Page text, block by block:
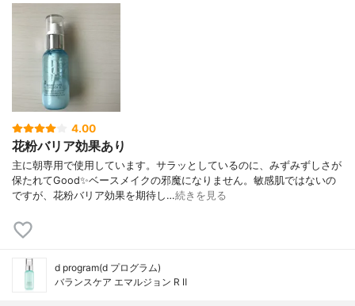
4.00
花粉バリア効果あり
主に朝専用で使用しています。サラッとしているのに、みずみずしさが
保たれてGood✨ベースメイクの邪魔になりません。敏感肌ではないの
ですが、花粉バリア効果を期待し…続きを見る
d program(d プログラム)
バランスケア エマルジョン R Ⅱ